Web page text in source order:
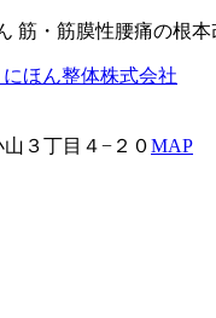
筋・筋膜性腰痛の根本
３丁目４−２０MAP